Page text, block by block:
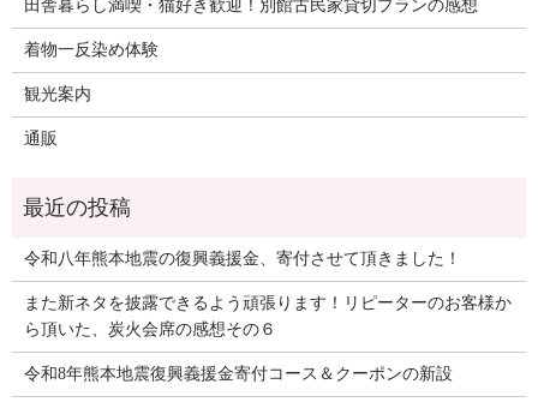
田舎暮らし満喫・猫好き歓迎！別館古民家貸切プランの感想
着物一反染め体験
観光案内
通販
令和八年熊本地震の復興義援金、寄付させて頂きました！
また新ネタを披露できるよう頑張ります！リピーターのお客様か
ら頂いた、炭火会席の感想その６
令和8年熊本地震復興義援金寄付コース＆クーポンの新設